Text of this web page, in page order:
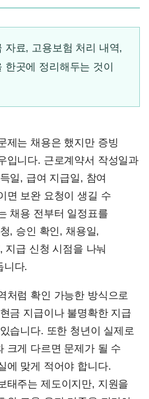
자료, 고용보험 처리 내역,
한곳에 정리해두는 것이
제는 채용은 했지만 증빙
입니다. 근로계약서 작성일과
일, 급여 지급일, 참여
면 보완 요청이 생길 수
채용 전부터 일정표를
, 승인 확인, 채용일,
지급 신청 시점을 나눠
니다.
처럼 확인 가능한 방식으로
금 지급이나 불명확한 지급
습니다. 또한 청년이 실제로
크게 다르면 문제가 될 수
에 맞게 적어야 합니다.
태주는 제도이지만, 지원을